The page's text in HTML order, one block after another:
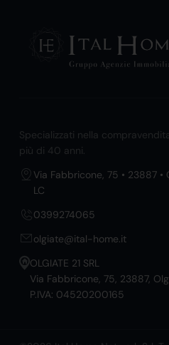
Specializzati nella
più di 40 anni.
Via Fabbricone, 75 • 23887 •
LC
0399274065
olgiate@ital-home.it
OLGIATE 21 SRL
Via Fabbricone, 75, 23887,
P.IVA: 04520200165